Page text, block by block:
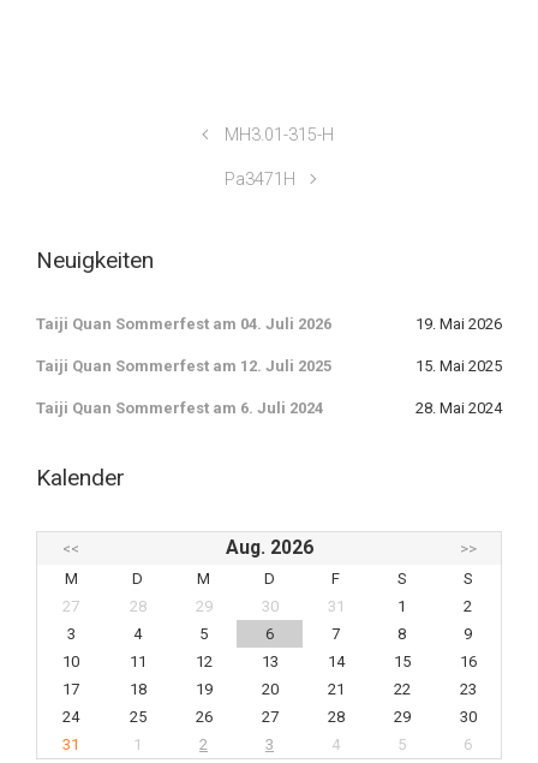
MH3.01-315-H
Pa3471H
Neuigkeiten
Taiji Quan Sommerfest am 04. Juli 2026 19. Mai 2026
Taiji Quan Sommerfest am 12. Juli 2025 15. Mai 2025
Taiji Quan Sommerfest am 6. Juli 2024 28. Mai 2024
Kalender
<< Aug. 2026
>>
M
D M D F S
S
27
28 29 30 31 1
2
3
4 5 6 7 8
9
10
11 12 13 14 15
16
17
18 19 20 21 22
23
24
25 26 27 28 29
30
31
1 2 3 4 5
6